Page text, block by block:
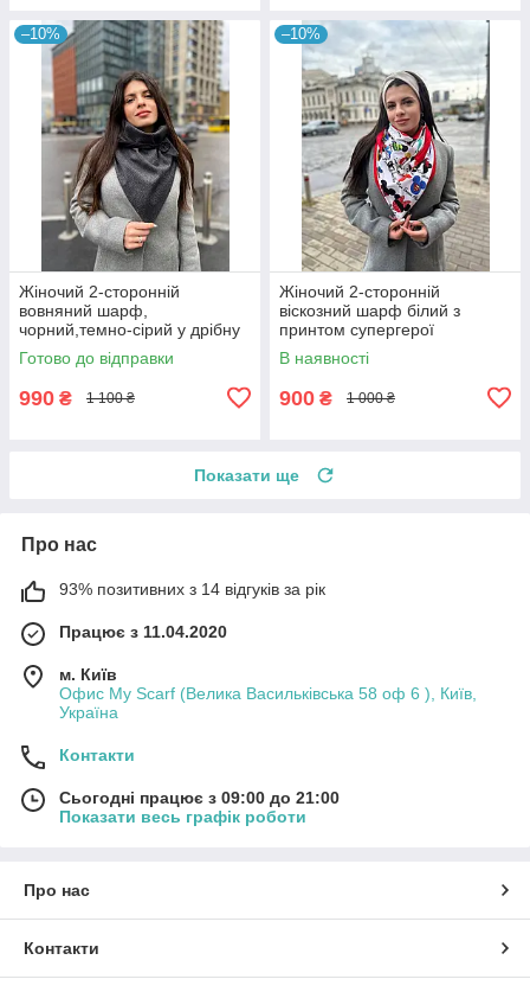
–10%
Жіночий 2-сторонній
вовняний шарф,
чорний,темно-сірий у дрібну
смужку "Единбург", на
ґудзику, від My scarf снуд,
Готово до відправки
990 ₴ 1 100 ₴
–10%
Жіночий 2-сторонній
віскозний шарф білий з
принтом супергерої
"Единбург", на кільцях від My
scarf
В наявності
900 ₴ 1 000 ₴
Показати ще
Про нас
93% позитивних з 14 відгуків за рік
Працює з 11.04.2020
м. Київ
Офис My Scarf (Велика Васильківська 58 оф 6 ), Київ,
Україна
Контакти
Сьогодні працює з 09:00 до 21:00
Показати весь графік роботи
Про нас
Контакти